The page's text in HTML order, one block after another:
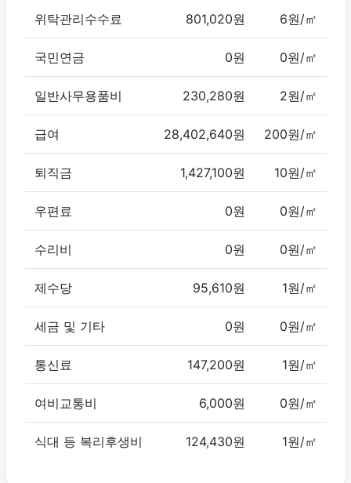
위탁관리수수료 801,020원 6원/㎡
국민연금 0원 0원/㎡
일반사무용품비 230,280원 2원/㎡
급여 28,402,640원 200원/㎡
퇴직금 1,427,100원 10원/㎡
우편료 0원 0원/㎡
수리비 0원 0원/㎡
제수당 95,610원 1원/㎡
세금 및 기타 0원 0원/㎡
통신료 147,200원 1원/㎡
여비교통비 6,000원 0원/㎡
식대 등 복리후생비 124,430원 1원/㎡